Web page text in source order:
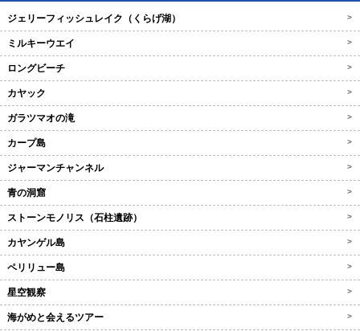
ジェリーフィッシュレイク（くらげ湖） >
ミルキーウエイ >
ロングビーチ >
カヤック >
ガラツマオの滝 >
カープ島 >
ジャーマンチャンネル >
青の洞窟 >
ストーンモノリス（石柱遺跡） >
カヤンゲル島 >
ペリリュー島 >
星空観察 >
海がめと会えるツアー >